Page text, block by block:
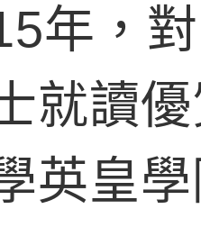
年，
就讀
英皇